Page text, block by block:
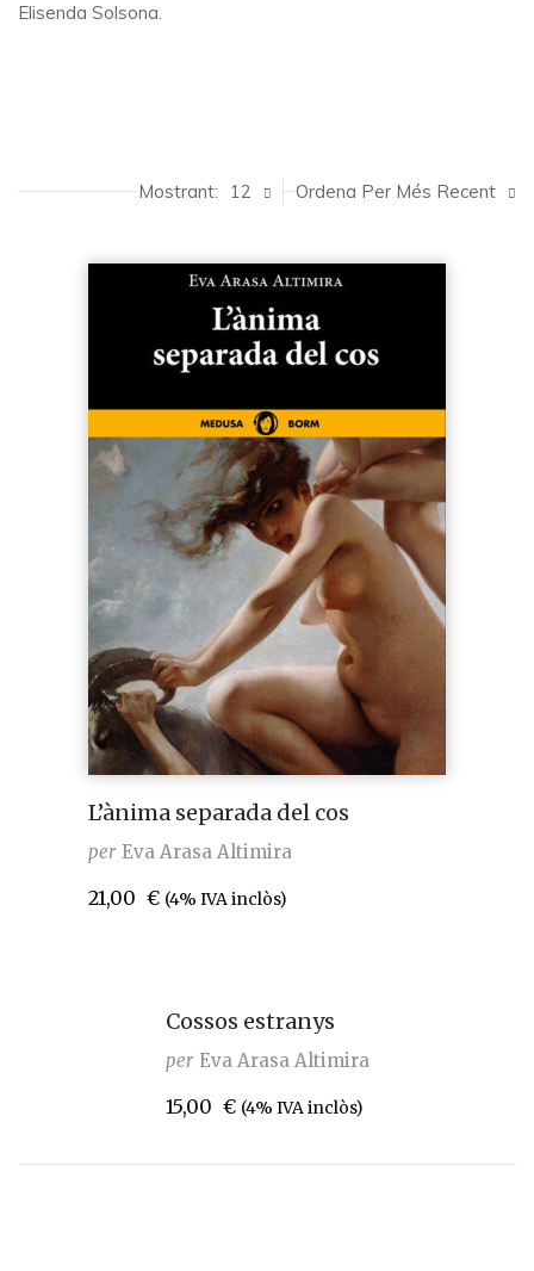
Elisenda Solsona.
Ordena Per Més Recent
Mostrant: 12
L’ànima separada del cos
per Eva Arasa Altimira
21,00 € (4% IVA inclòs)
Cossos estranys
per Eva Arasa Altimira
15,00 € (4% IVA inclòs)